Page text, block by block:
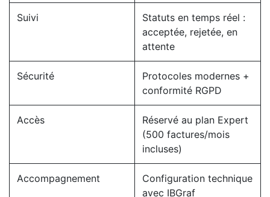
Suivi
Statuts en temps réel :
acceptée, rejetée, en
attente
Sécurité
Protocoles modernes +
conformité RGPD
Accès
Réservé au plan Expert
(500 factures/mois
incluses)
Accompagnement
Configuration technique
avec IBGraf